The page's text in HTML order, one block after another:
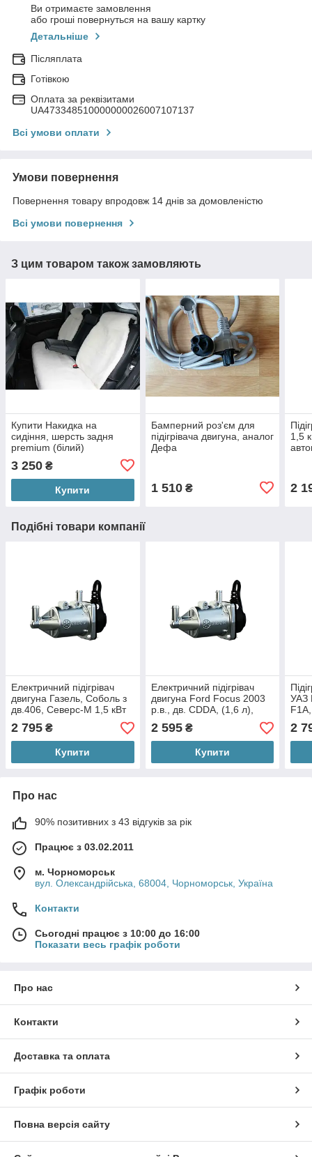
Ви отримаєте замовлення
або гроші повернуться на вашу картку
Детальніше
Післяплата
Готівкою
Оплата за реквізитами
UA473348510000000026007107137
Всі умови оплати
Умови повернення
Повернення товару впродовж 14 днів за домовленістю
Всі умови повернення
З цим товаром також замовляють
Купити Накидка на
сидіння, шерсть задня
premium (білий)
3 250 ₴
Купити
Бамперний роз'єм для
підігрівача двигуна, аналог
Дефа
1 510₴
1,5
2
Подібні товари компанії
Електричний підігрівач
двигуна Газель, Соболь з
дв.406, Северс-М 1,5 кВт
+ КМП 6
2 795 ₴
Купити
Електричний підігрівач
двигуна Ford Focus 2003
р.в., дв. CDDA, (1,6 л),
МКПП, Северс-М+КМП
501
2 595₴
Купити
УАЗ
2
Про нас
90% позитивних з 43 відгуків за рік
Працює з 03.02.2011
м. Чорноморськ
вул. Олександрійська, 68004, Чорноморськ, Україна
Контакти
Сьогодні працює з 10:00 до 16:00
Показати весь графік роботи
Про нас
Контакти
Доставка та оплата
Графік роботи
Повна версія сайту